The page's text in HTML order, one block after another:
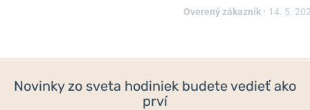
Overený zákazník • 14. 5.
Novinky zo sveta hodiniek budete vedieť ako
prví